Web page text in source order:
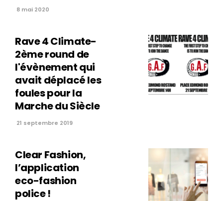
8 mai 2020
Rave 4 Climate-
2ème round de
l'évènement qui
avait déplacé les
foules pour la
Marche du Siècle
21 septembre 2019
Clear Fashion,
l’application
eco-fashion
police !